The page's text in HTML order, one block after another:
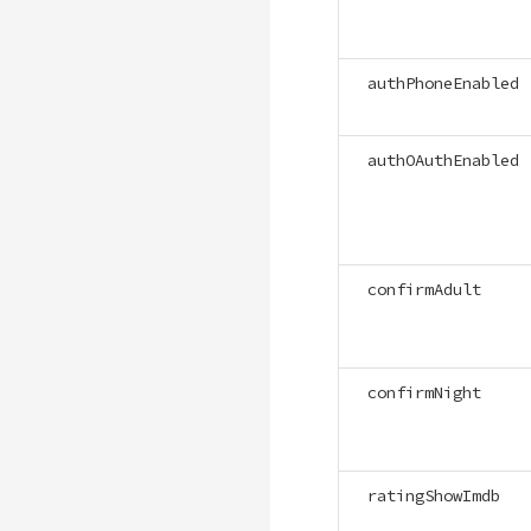
authPhoneEnabled
authOAuthEnabled
confirmAdult
confirmNight
ratingShowImdb